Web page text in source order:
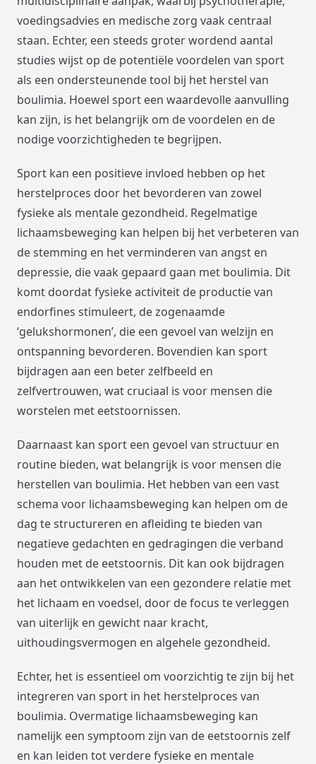
voedingsadvies en medische zorg vaak centraal
staan. Echter, een steeds groter wordend aantal
studies wijst op de potentiële voordelen van sport
als een ondersteunende tool bij het herstel van
boulimia. Hoewel sport een waardevolle aanvulling
kan zijn, is het belangrijk om de voordelen en de
nodige voorzichtigheden te begrijpen.
Sport kan een positieve invloed hebben op het
herstelproces door het bevorderen van zowel
fysieke als mentale gezondheid. Regelmatige
lichaamsbeweging kan helpen bij het verbeteren van
de stemming en het verminderen van angst en
depressie, die vaak gepaard gaan met boulimia. Dit
komt doordat fysieke activiteit de productie van
endorfines stimuleert, de zogenaamde
‘gelukshormonen’, die een gevoel van welzijn en
ontspanning bevorderen. Bovendien kan sport
bijdragen aan een beter zelfbeeld en
zelfvertrouwen, wat cruciaal is voor mensen die
worstelen met eetstoornissen.
Daarnaast kan sport een gevoel van structuur en
routine bieden, wat belangrijk is voor mensen die
herstellen van boulimia. Het hebben van een vast
schema voor lichaamsbeweging kan helpen om de
dag te structureren en afleiding te bieden van
negatieve gedachten en gedragingen die verband
houden met de eetstoornis. Dit kan ook bijdragen
aan het ontwikkelen van een gezondere relatie met
het lichaam en voedsel, door de focus te verleggen
van uiterlijk en gewicht naar kracht,
uithoudingsvermogen en algehele gezondheid.
Echter, het is essentieel om voorzichtig te zijn bij het
integreren van sport in het herstelproces van
boulimia. Overmatige lichaamsbeweging kan
namelijk een symptoom zijn van de eetstoornis zelf
en kan leiden tot verdere fysieke en mentale